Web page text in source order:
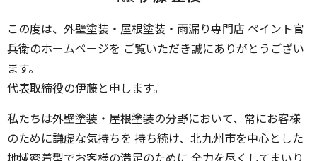
代表伊藤 正俊
この度は、外壁塗装・屋根塗装・雨漏り専門店 ペイント官
兵衛のホームページを ご覧いただき誠にありがとうござい
代表取締役の伊藤と申します。
私たちは外壁塗装・屋根塗装の分野において、常にお客様